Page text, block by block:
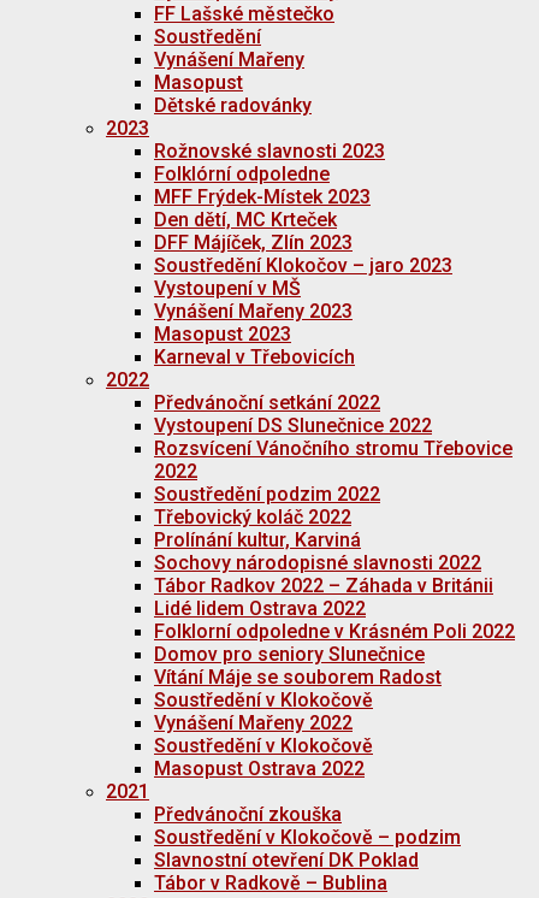
FF Lašské městečko
Soustředění
Vynášení Mařeny
Masopust
Dětské radovánky
2023
Rožnovské slavnosti 2023
Folklórní odpoledne
MFF Frýdek-Místek 2023
Den dětí, MC Krteček
DFF Májíček, Zlín 2023
Soustředění Klokočov – jaro 2023
Vystoupení v MŠ
Vynášení Mařeny 2023
Masopust 2023
Karneval v Třebovicích
2022
Předvánoční setkání 2022
Vystoupení DS Slunečnice 2022
Rozsvícení Vánočního stromu Třebovice
2022
Soustředění podzim 2022
Třebovický koláč 2022
Prolínání kultur, Karviná
Sochovy národopisné slavnosti 2022
Tábor Radkov 2022 – Záhada v Británii
Lidé lidem Ostrava 2022
Folklorní odpoledne v Krásném Poli 2022
Domov pro seniory Slunečnice
Vítání Máje se souborem Radost
Soustředění v Klokočově
Vynášení Mařeny 2022
Soustředění v Klokočově
Masopust Ostrava 2022
2021
Předvánoční zkouška
Soustředění v Klokočově – podzim
Slavnostní otevření DK Poklad
Tábor v Radkově – Bublina